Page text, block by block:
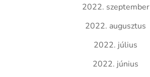
2022. szeptember
2022. augusztus
2022. július
2022. június